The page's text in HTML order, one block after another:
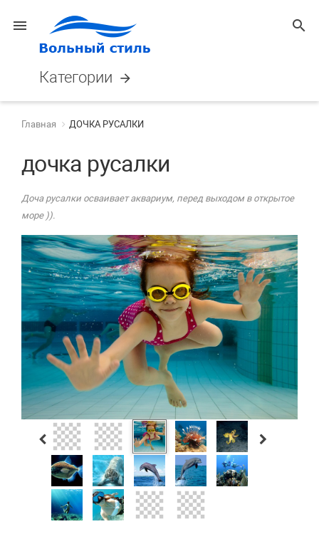
menu search
Категории arrow_forward
Главная ДОЧКА РУСАЛКИ
дочка русалки
Доча русалки осваивает аквариум, перед выходом в открытое
море )).